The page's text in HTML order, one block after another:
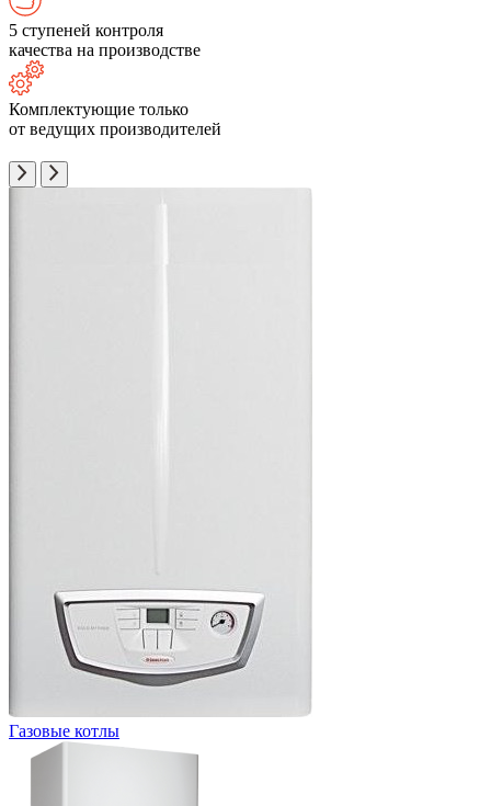
5 ступеней контроля
качества на производстве
Комплектующие только
от ведущих производителей
Газовые котлы